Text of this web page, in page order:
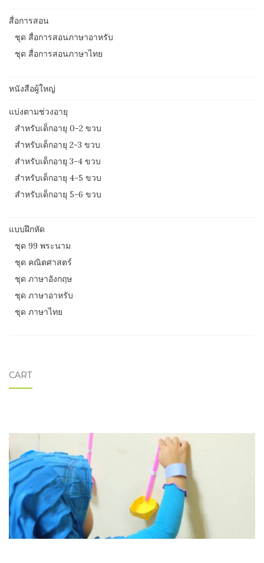
สื่อการสอน
ชุด สื่อการสอนภาษาอาหรับ
ชุด สื่อการสอนภาษาไทย
หนังสือผู้ใหญ่
แบ่งตามช่วงอายุ
สำหรับเด็กอายุ 0-2 ขวบ
สำหรับเด็กอายุ 2-3 ขวบ
สำหรับเด็กอายุ 3-4 ขวบ
สำหรับเด็กอายุ 4-5 ขวบ
สำหรับเด็กอายุ 5-6 ขวบ
แบบฝึกหัด
ชุด 99 พระนาม
ชุด คณิตศาสตร์
ชุด ภาษาอังกฤษ
ชุด ภาษาอาหรับ
ชุด ภาษาไทย
CART